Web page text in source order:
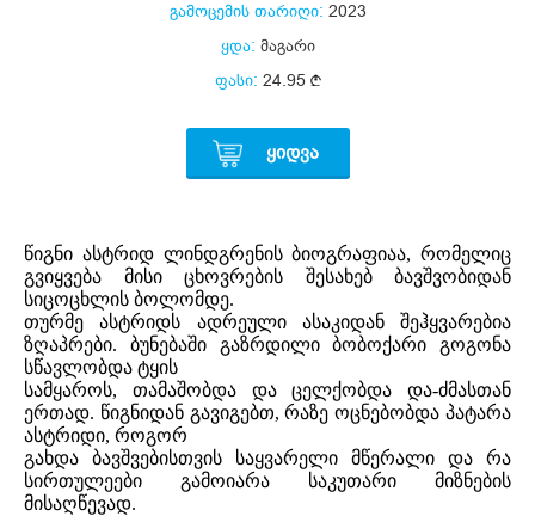
გამოცემის თარიღი: 2023
ყდა: მაგარი
ფასი: 24.95
ᲧᲘᲓᲕᲐ
წიგნი ასტრიდ ლინდგრენის ბიოგრაფიაა, რომელიც
გვიყვება მისი ცხოვრების შესახებ ბავშვობიდან
სიცოცხლის ბოლომდე.
თურმე ასტრიდს ადრეული ასაკიდან შეჰყვარებია
ზღაპრები. ბუნებაში გაზრდილი ბობოქარი გოგონა
სწავლობდა ტყის
სამყაროს, თამაშობდა და ცელქობდა და-ძმასთან
ერთად. წიგნიდან გავიგებთ, რაზე ოცნებობდა პატარა
ასტრიდი, როგორ
გახდა ბავშვებისთვის საყვარელი მწერალი და რა
სირთულეები გამოიარა საკუთარი მიზნების
მისაღწევად.